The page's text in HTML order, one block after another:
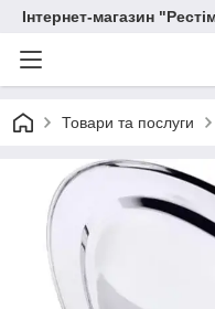
Інтернет-магазин
Товари та послуги